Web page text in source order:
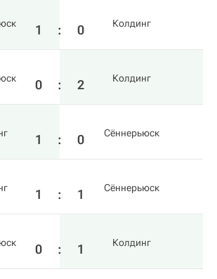
1 : 0 Колдинг
0 : 2 Колдинг
1 : 0 Сённерьюск
1 : 1 Сённерьюск
0 : 1 Колдинг